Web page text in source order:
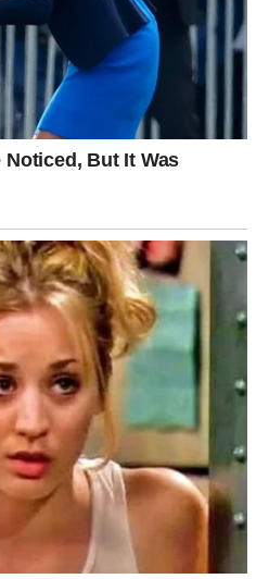
dobru večernju rutinu
što odete na spavanje, uvedite
u isto vreme svaki dan.